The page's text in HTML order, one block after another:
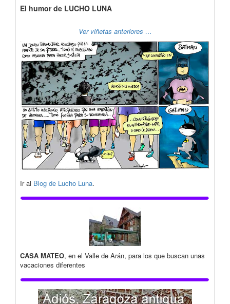
El humor de LUCHO LUNA
Ver viñetas anteriores …
Ir al Blog de Lucho Luna.
CASA MATEO, en el Valle de Arán, para los que buscan unas
vacaciones diferentes